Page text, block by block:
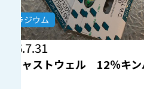
金パラジウム
2026.7.30
モリタ 金パラナイス